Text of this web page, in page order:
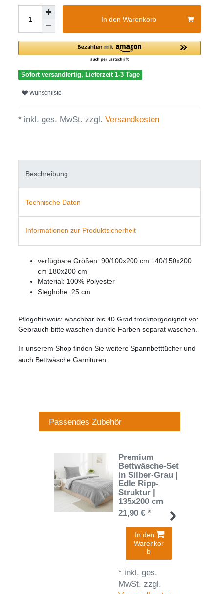
In den Warenkorb
Sofort versandfertig, Lieferzeit 1-3 Tage
Wunschliste
* inkl. ges. MwSt. zzgl. Versandkosten
Beschreibung
Technische Daten
Informationen zur Produktsicherheit
verfügbare Größen: 90/100x200 cm 140/150x200
cm 180x200 cm
Material: 100% Polyester
Steghöhe: 25 cm
Pflegehinweis: waschbar bis 40 Grad trocknergeeignet vor
Gebrauch bitte waschen dunkle Farben separat waschen.
In unserem Shop finden Sie weitere Spannbetttücher und
auch Bettwäsche Garnituren.
Passendes Zubehör
Premium
Bettwäsche-Set
in Silber-Grau |
Edle Ripp-
Struktur |
135x200 cm
21,90 € *
In den
Warenkor
b
* inkl. ges.
MwSt. zzgl.